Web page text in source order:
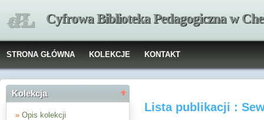
Cyfrowa Biblioteka Pedagogiczna w
STRONA GŁÓWNA KOLEKCJE KONTAKT
Kolekcja
» Opis kolekcji
Lista publikacji :